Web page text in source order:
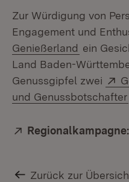
Zur Würdigung von
Engagement und
Genießerland (Öffnet
ein
Land Baden-
Genussgipfel zwei
und Genussbotschafter
Extern:
Zurück zur